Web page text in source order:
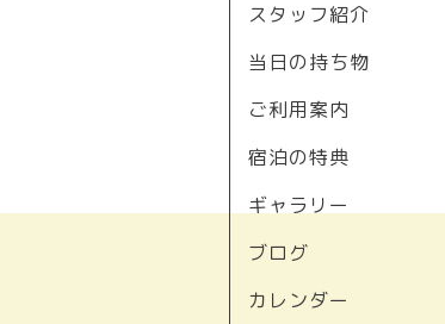
スタッフ紹介
当日の持ち物
ご利用案内
宿泊の特典
ギャラリー
ブログ
カレンダー